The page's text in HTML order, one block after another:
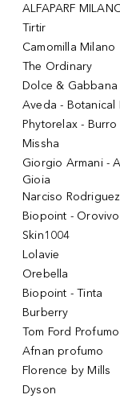
ALFAPARF
Tirtir
Camomilla Milano
The Ordinary
Dolce & Gabbana
Aveda - Botanical
Phytorelax - Burro
Missha
Giorgio Armani -
Gioia
Narciso
Biopoint - Orovivo
Skin1004
Lolavie
Orebella
Biopoint - Tinta
Burberry
Tom Ford Profumo
Afnan profumo
Florence by Mills
Dyson